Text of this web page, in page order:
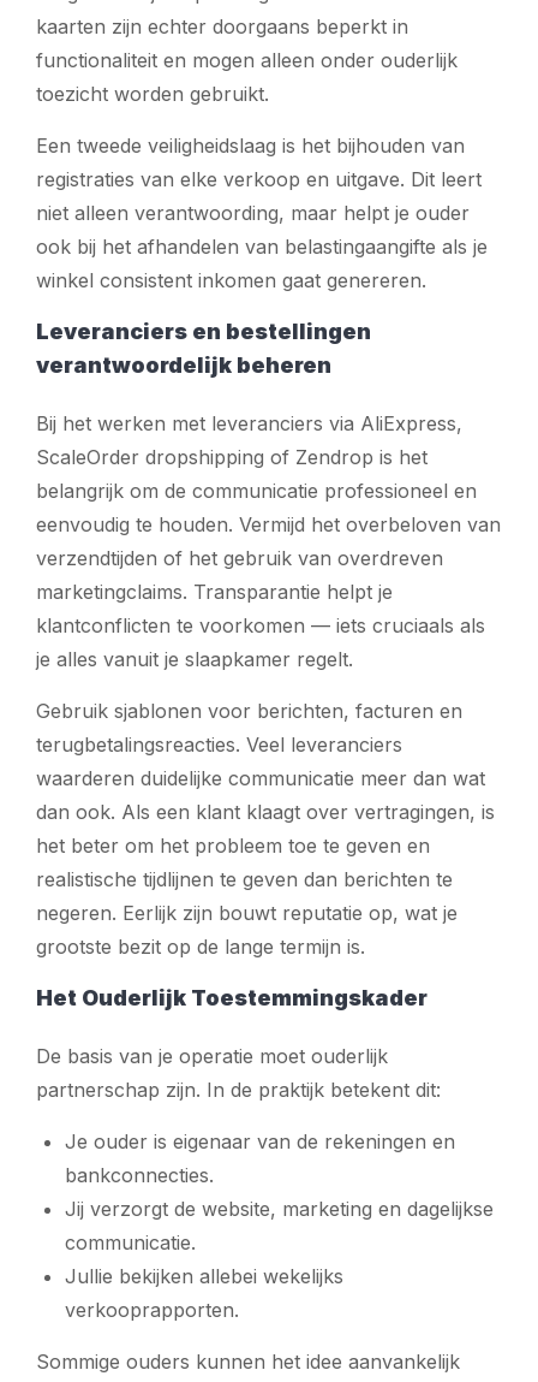
kaarten zijn echter doorgaans beperkt in
functionaliteit en mogen alleen onder ouderlijk
toezicht worden gebruikt.
Een tweede veiligheidslaag is het bijhouden van
registraties van elke verkoop en uitgave. Dit leert
niet alleen verantwoording, maar helpt je ouder
ook bij het afhandelen van belastingaangifte als je
winkel consistent inkomen gaat genereren.
Leveranciers en bestellingen
verantwoordelijk beheren
Bij het werken met leveranciers via AliExpress,
ScaleOrder dropshipping of Zendrop is het
belangrijk om de communicatie professioneel en
eenvoudig te houden. Vermijd het overbeloven van
verzendtijden of het gebruik van overdreven
marketingclaims. Transparantie helpt je
klantconflicten te voorkomen — iets cruciaals als
je alles vanuit je slaapkamer regelt.
Gebruik sjablonen voor berichten, facturen en
terugbetalingsreacties. Veel leveranciers
waarderen duidelijke communicatie meer dan wat
dan ook. Als een klant klaagt over vertragingen, is
het beter om het probleem toe te geven en
realistische tijdlijnen te geven dan berichten te
negeren. Eerlijk zijn bouwt reputatie op, wat je
grootste bezit op de lange termijn is.
Het Ouderlijk Toestemmingskader
De basis van je operatie moet ouderlijk
partnerschap zijn. In de praktijk betekent dit:
Je ouder is eigenaar van de rekeningen en
bankconnecties.
Jij verzorgt de website, marketing en dagelijkse
communicatie.
Jullie bekijken allebei wekelijks
verkooprapporten.
Sommige ouders kunnen het idee aanvankelijk